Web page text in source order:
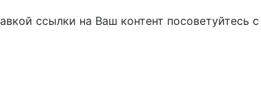
ссылки на Ваш контент посоветуйтесь